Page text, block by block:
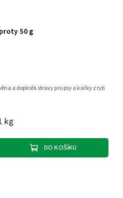
50 g
kg
DO KOŠÍKU
a doplněk stravy pro psy a kočky z ryb